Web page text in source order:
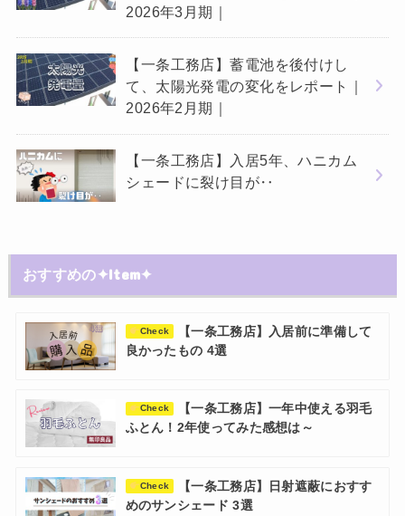
2026年3月期｜
【一条工務店】蓄電池を後付けし
て、太陽光発電の変化をレポート｜
2026年2月期｜
【一条工務店】入居5年、ハニカム
シェードに裂け目が‥
おすすめの✦Item✦
Check
【一条工務店】入居前に準備して
良かったもの 4選
Check
【一条工務店】一年中使える羽毛
ふとん！2年使ってみた感想は～
Check
【一条工務店】日射遮蔽におすす
めのサンシェード 3選